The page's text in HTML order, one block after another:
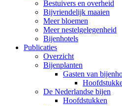
Bestuivers en overheid
Bijvriendelijk maaien
Meer bloemen
Meer nestelgelegenheid
Bijenhotels
Publicaties
Overzicht
Bijenplanten
Gasten van
De Nederlandse bijen
Hoofdstukken